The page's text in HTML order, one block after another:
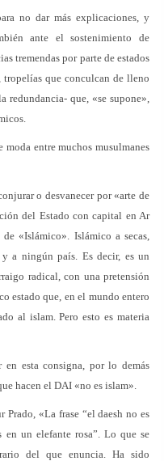
no dar más explicaciones, y
ante el sostenimiento de
tremendas por parte de estados
que conculcan de lleno
redundancia- que, «se supone»,
moda entre muchos musulmanes
o desvanecer por «arte de
del Estado con capital en Ar
«Islámico». Islámico a secas,
a ningún país. Es decir, es un
radical, con una pretensión
estado que, en el mundo entero
al islam. Pero esto es materia
en esta consigna, por lo demás
hacen el DAI «no es islam».
Prado, «La frase “el daesh no es
un elefante rosa”. Lo que se
del que enuncia. Ha sido